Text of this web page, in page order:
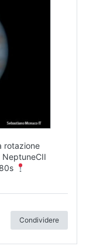
rotazione
NeptuneCII
Condividere